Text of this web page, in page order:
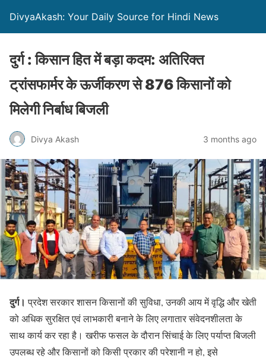
DivyaAkash: Your Daily Source for Hindi News
दुर्ग : किसान हित में बड़ा कदम: अतिरिक्त
ट्रांसफार्मर के ऊर्जीकरण से 876 किसानों को
मिलेगी निर्बाध बिजली
Divya Akash 3 months ago
दुर्ग। प्रदेश सरकार शासन किसानों की सुविधा, उनकी आय में वृद्धि और खेती
को अधिक सुरक्षित एवं लाभकारी बनाने के लिए लगातार संवेदनशीलता के
साथ कार्य कर रहा है। खरीफ फसल के दौरान सिंचाई के लिए पर्याप्त बिजली
उपलब्ध रहे और किसानों को किसी प्रकार की परेशानी न हो, इसे